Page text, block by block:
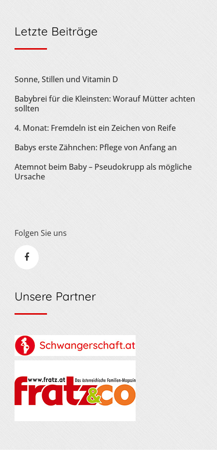
Letzte Beiträge
Sonne, Stillen und Vitamin D
Babybrei für die Kleinsten: Worauf Mütter achten
sollten
4. Monat: Fremdeln ist ein Zeichen von Reife
Babys erste Zähnchen: Pflege von Anfang an
Atemnot beim Baby – Pseudokrupp als mögliche
Ursache
Folgen Sie uns
Unsere Partner